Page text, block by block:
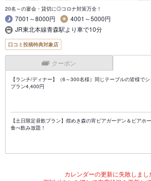
20名～の宴会・貸切に◎コロナ対策万全！
7001～8000円
4001～5000円
JR東北本線青森駅より車で10分
口コミ投稿特典対象店
クーポン
【ランチ/ディナー】（6～300名様）同じテーブルの皆様で
プラン4,400円
【土日限定昼飲プラン】煌めき森の宵ビアガーデン＆ビア
食べ飲み放題！
カレンダーの更新に失敗しまし